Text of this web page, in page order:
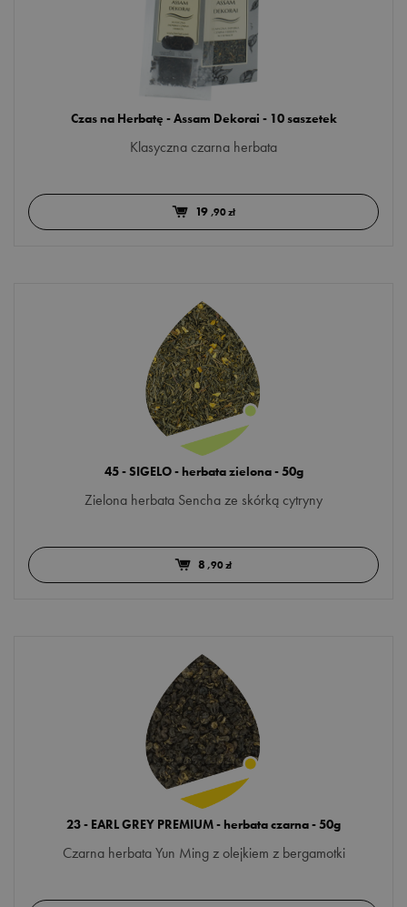
Czas na Herbatę - Assam Dekorai - 10 saszetek
Klasyczna czarna herbata
19 ,90 zł
45 - SIGELO - herbata zielona - 50g
Zielona herbata Sencha ze skórką cytryny
8,90 zł
23 - EARL GREY PREMIUM - herbata czarna - 50g
Czarna herbata Yun Ming z olejkiem z bergamotki